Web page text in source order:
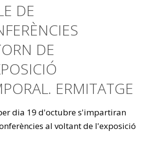
DE
DE
ERMITATGE
dia 19 d'octubre s'impartiran
al voltant de l'exposició